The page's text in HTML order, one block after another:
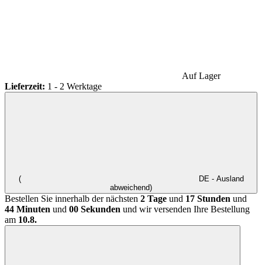
Auf Lager
Lieferzeit: 1 - 2 Werktage
(
DE - Ausland
abweichend)
Bestellen Sie innerhalb der nächsten 2 Tage und 17 Stunden und
44 Minuten und 00 Sekunden und wir versenden Ihre Bestellung
am 10.8.